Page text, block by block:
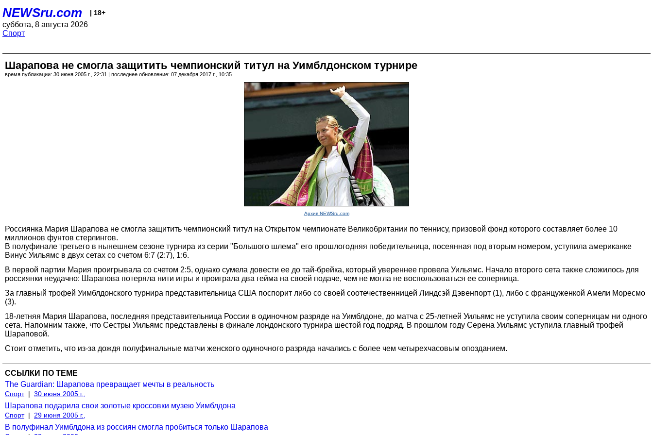
NEWSru.com | 18+
суббота, 8 августа 2026
Спорт
Шарапова не смогла защитить чемпионский титул на Уимблдонском турнире
время публикации: 30 июня 2005 г., 22:31 | последнее обновление: 07 декабря 2017 г., 10:35
Архив NEWSru.com
Россиянка Мария Шарапова не смогла защитить чемпионский титул на Открытом чемпионате Великобритании по теннису, призовой фонд которого составляет более 10
миллионов фунтов стерлингов.
В полуфинале третьего в нынешнем сезоне турнира из серии "Большого шлема" его прошлогодняя победительница, посеянная под вторым номером, уступила американке
Винус Уильямс в двух сетах со счетом 6:7 (2:7), 1:6.
В первой партии Мария проигрывала со счетом 2:5, однако сумела довести ее до тай-брейка, который увереннее провела Уильямс. Начало второго сета также сложилось для
россиянки неудачно: Шарапова потеряла нити игры и проиграла два гейма на своей подаче, чем не могла не воспользоваться ее соперница.
За главный трофей Уимблдонского турнира представительница США поспорит либо со своей соотечественницей Линдсэй Дэвенпорт (1), либо с француженкой Амели Моресмо
(3).
18-летняя Мария Шарапова, последняя представительница России в одиночном разряде на Уимблдоне, до матча с 25-летней Уильямс не уступила своим соперницам ни одного
сета. Напомним также, что Сестры Уильямс представлены в финале лондонского турнира шестой год подряд. В прошлом году Серена Уильямс уступила главный трофей
Шараповой.
Стоит отметить, что из-за дождя полуфинальные матчи женского одиночного разряда начались с более чем четырехчасовым опозданием.
ССЫЛКИ ПО ТЕМЕ
The Guardian: Шарапова превращает мечты в реальность
Спорт | 30 июня 2005 г.,
Шарапова подарила свои золотые кроссовки музею Уимблдона
Спорт | 29 июня 2005 г.,
В полуфинал Уимблдона из россиян смогла пробиться только Шарапова